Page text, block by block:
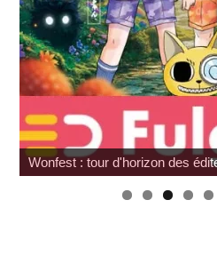
Wonfest : tour d'horizon des